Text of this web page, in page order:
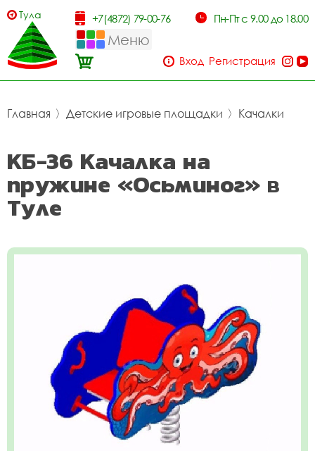
Тула +7(4872) 79-00-76 Пн-Пт с 9.00 до 18.00
Меню
Вход Регистрация
Главная 〉 Детские игровые площадки 〉 Качалки
КБ-36 Качалка на
пружине «Осьминог» в
Туле